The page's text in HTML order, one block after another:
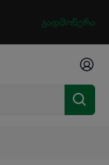
გადმოწერა